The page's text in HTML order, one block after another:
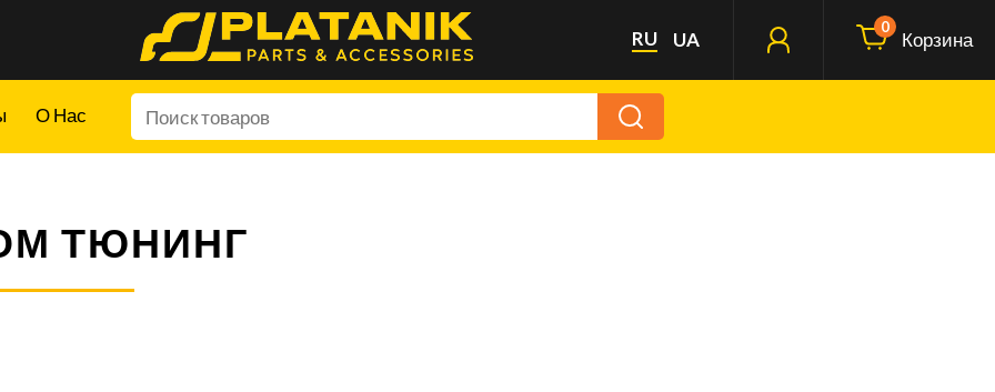
RU UA
0
Корзина
О Нас
ТЮНИНГ